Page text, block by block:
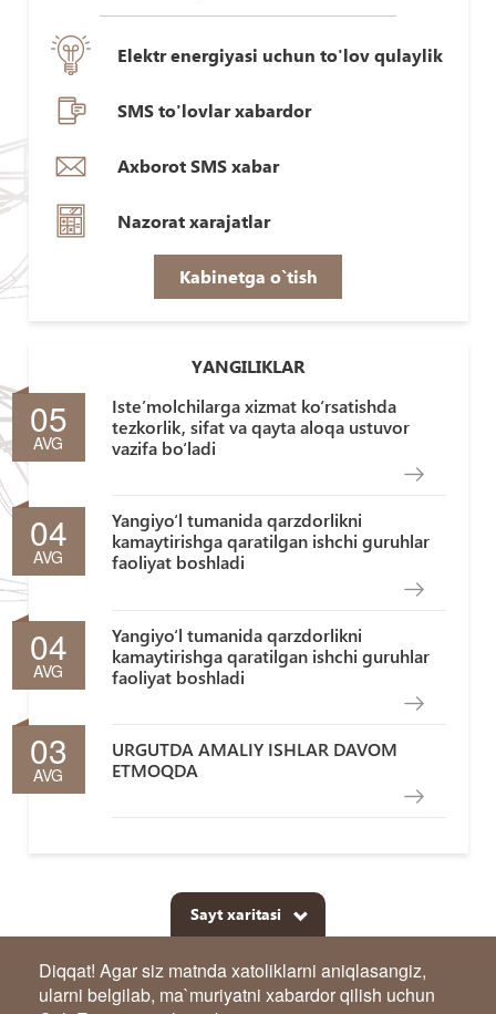
Elektr energiyasi uchun to'lov qulaylik
SMS to'lovlar xabardor
Axborot SMS xabar
Nazorat xarajatlar
Kabinetga o`tish
YANGILIKLAR
05
AVG
Iste’molchilarga xizmat ko‘rsatishda
tezkorlik, sifat va qayta aloqa ustuvor
vazifa bo‘ladi
04
AVG
Yangiyo‘l tumanida qarzdorlikni
kamaytirishga qaratilgan ishchi guruhlar
faoliyat boshladi
04
AVG
Yangiyo‘l tumanida qarzdorlikni
kamaytirishga qaratilgan ishchi guruhlar
faoliyat boshladi
03
AVG
URGUTDA AMALIY ISHLAR DAVOM
ETMOQDA
Sayt xaritasi
Diqqat! Agar siz matnda xatoliklarni aniqlasangiz,
ularni belgilab, ma`muriyatni xabardor qilish uchun